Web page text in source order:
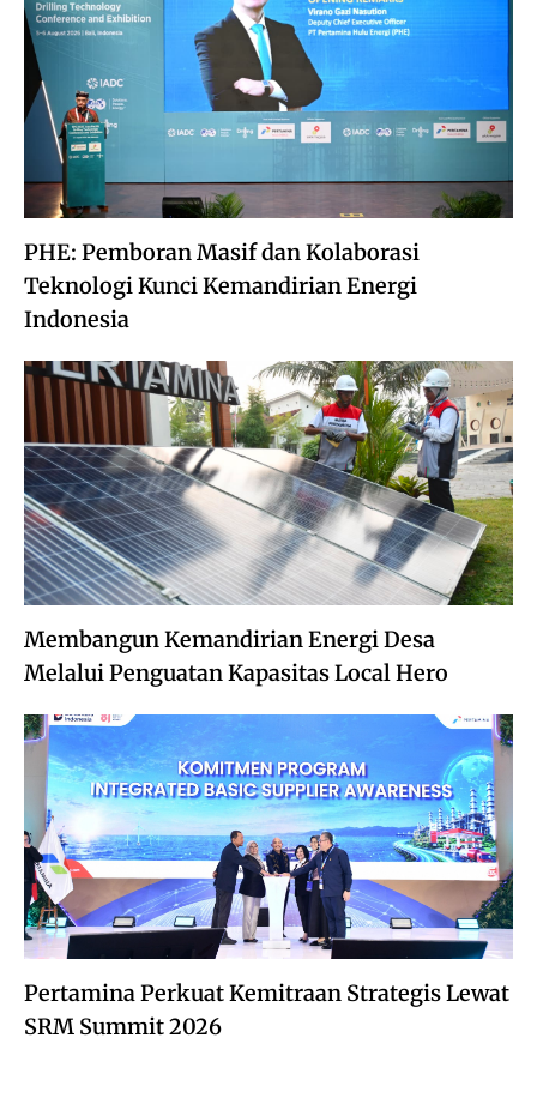
PHE: Pemboran Masif dan Kolaborasi
Teknologi Kunci Kemandirian Energi
Indonesia
Membangun Kemandirian Energi Desa
Melalui Penguatan Kapasitas Local Hero
Pertamina Perkuat Kemitraan Strategis Lewat
SRM Summit 2026